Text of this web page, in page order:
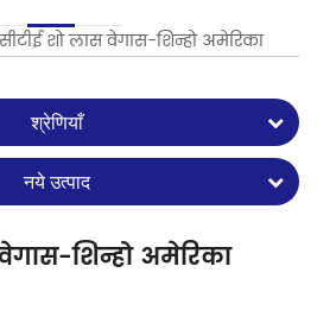
शो लास वेगास-शिन्हो अमेरिका
श्रेणियाँ
नये उत्पाद
शिन्हो अमेरिका